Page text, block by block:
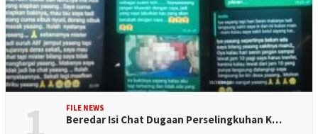
1 FILE NEWS
Beredar Isi Chat Dugaan Perselingkuhan K…